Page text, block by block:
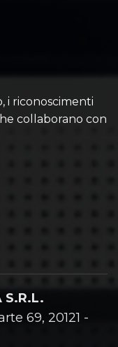
i riconoscimenti
collaborano con
S.R.L.
69, 20121 -